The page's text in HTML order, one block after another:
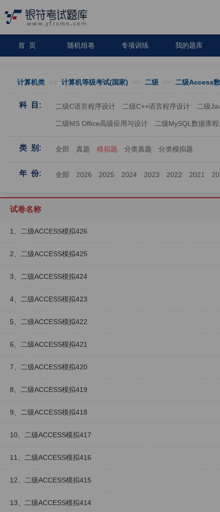
首 页 随机组卷 专项训练 我的题库
计算机类 << 计算机等级考试(国家) << 二级 << 二级Access
科 目: 二级C语言程序设计 二级C++语言程序设计 二级
二级MS Office高级应用与设计 二级MySQL数据库
类 别: 全部 真题 模拟题 分类真题 分类模拟题
年 份: 全部 2026 2025 2024 2023 2022 2021
试卷名称
1、二级ACCESS模拟426
2、二级ACCESS模拟425
3、二级ACCESS模拟424
4、二级ACCESS模拟423
5、二级ACCESS模拟422
6、二级ACCESS模拟421
7、二级ACCESS模拟420
8、二级ACCESS模拟419
9、二级ACCESS模拟418
10、二级ACCESS模拟417
11、二级ACCESS模拟416
12、二级ACCESS模拟415
13、二级ACCESS模拟414